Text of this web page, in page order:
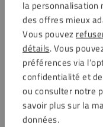
la personnalisation
des offres mieux
Vous pouvez
détails. Vous
préférences via
confidentialité et
ou consulter notre
savoir plus sur la
données.
Condition
Pour toutes
matériaux
lumière UV
réaction